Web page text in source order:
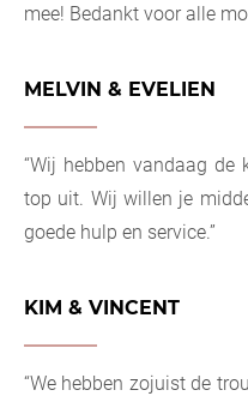
mee! Bedankt voor alle
MELVIN & EVELIEN
“Wij hebben vandaag de
top uit. Wij willen je
goede hulp en service.”
KIM & VINCENT
“We hebben zojuist de